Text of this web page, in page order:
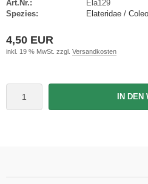
Art.Nr.:
Ela129
Spezies:
Elateridae /
4,50 EUR
inkl. 19 % MwSt. zzgl. Versandkosten
IN DEN